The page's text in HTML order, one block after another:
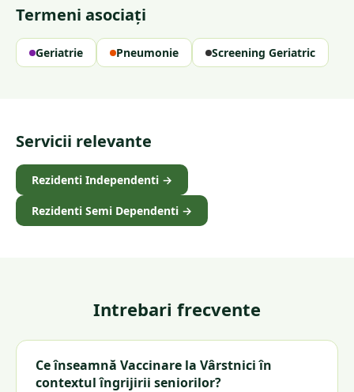
Termeni asociați
Geriatrie Pneumonie Screening Geriatric
Servicii relevante
Rezidenti Independenti →
Rezidenti Semi Dependenti →
Intrebari frecvente
Ce înseamnă Vaccinare la Vârstnici în
contextul îngrijirii seniorilor?